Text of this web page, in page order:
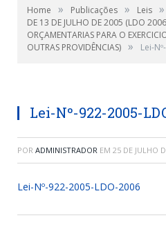
Home » Publicações » Leis »
DE 13 DE JULHO DE 2005 (LDO
ORÇAMENTARIAS PARA O
OUTRAS PROVIDÊNCIAS) » Lei-
Lei-Nº-922-2005-
POR ADMINISTRADOR EM 25 DE JULHO
Lei-Nº-922-2005-LDO-2006